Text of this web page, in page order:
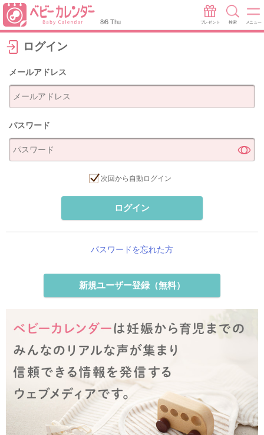
8/6 Thu プレゼント 検索 メニュー
ログイン
メールアドレス
パスワード
次回から自動ログイン
ログイン
パスワードを忘れた方
新規ユーザー登録（無料）